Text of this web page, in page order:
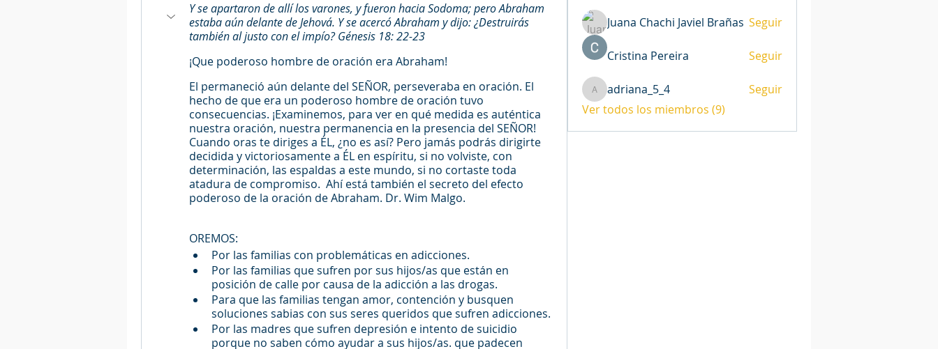
Y se apartaron de allí los varones, y fueron hacia Sodoma; pero Abraham
estaba aún delante de Jehová. Y se acercó Abraham y dijo: ¿Destruirás
también al justo con el impío? Génesis 18: 22-23
¡Que poderoso hombre de oración era Abraham!
El permaneció aún delante del SEÑOR, perseveraba en oración. El
hecho de que era un poderoso hombre de oración tuvo
consecuencias. ¡Examinemos, para ver en qué medida es auténtica
nuestra oración, nuestra permanencia en la presencia del SEÑOR!
Cuando oras te diriges a ÉL, ¿no es así? Pero jamás podrás dirigirte
decidida y victoriosamente a ÉL en espíritu, si no volviste, con
determinación, las espaldas a este mundo, si no cortaste toda
atadura de compromiso.  Ahí está también el secreto del efecto
poderoso de la oración de Abraham. Dr. Wim Malgo.
OREMOS:
Por las familias con problemáticas en adicciones.
Por las familias que sufren por sus hijos/as que están en
posición de calle por causa de la adicción a las drogas.
Para que las familias tengan amor, contención y busquen
soluciones sabias con sus seres queridos que sufren adicciones.
Por las madres que sufren depresión e intento de suicidio
porque no saben cómo ayudar a sus hijos/as. que padecen
Juana Chachi Javiel Brañas Seguir
Cristina Pereira Seguir
adriana_5_4
adriana_5_4
Seguir
Ver todos los miembros (9)